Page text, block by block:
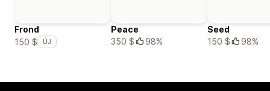
Frond
150 $
ÚJ
Peace
350 $
98%
Seed
150 $
98%